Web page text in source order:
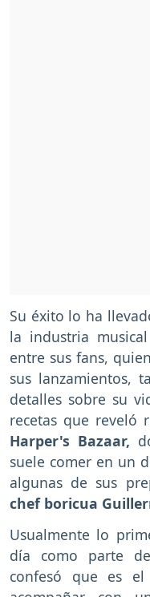
Su éxito lo ha
la industria
entre sus fans,
sus lanzamientos,
detalles sobre su
recetas que reveló
Harper's Bazaar,
suele comer en un
algunas de sus
chef boricua
Usualmente lo
día como parte
confesó que es el